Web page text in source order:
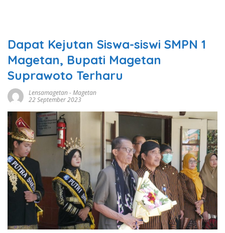
Dapat Kejutan Siswa-siswi SMPN 1
Magetan, Bupati Magetan
Suprawoto Terharu
Lensamagetan-Magetan
22 September 2023